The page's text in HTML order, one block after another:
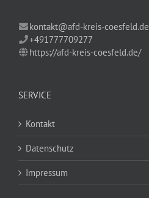
kontakt@afd-kreis-coesfeld.de
+491777709277
https://afd-kreis-coesfeld.de/
SERVICE
Kontakt
Datenschutz
Impressum